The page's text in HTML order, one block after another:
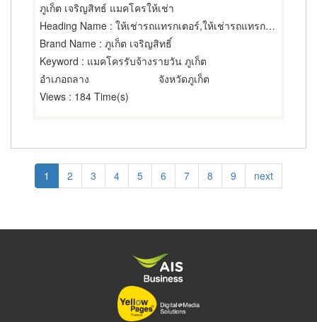
ภูเก็ต เจริญสิทธ์ แมคโครให้เช่า
Heading Name : ให้เช่ารถแทรกเตอร์,ให้เช่ารถแทรกเตอร์,ให้เช่ารถแทรกเตอร์
Brand Name : ภูเก็ต เจริญสิทธิ์
Keyword : แมคโครรับจ้างรายวัน ภูเก็ต
อำเภอถลาง
จังหวัดภูเก็ต
Views : 184 Time(s)
Pagination
Current
page
1 Page
2 Page
3 Page
4 Page
5 Page
6 Page
7 Page
8 Page
9
Next
page
next